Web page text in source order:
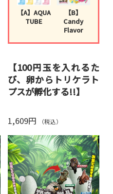
【A】AQUA
TUBE
【B】
Candy
Flavor
【100円玉を入れるた
び、卵からトリケラト
プスが孵化する!!】
を孵化させる絶好のチャン
100円玉を1枚入れるごとに、
少しずつ恐竜が卵の殻を割っ
て出てきます。
卵の殻は素材研究だけで1年
を費やした特殊素材。
1,609円 （税込）